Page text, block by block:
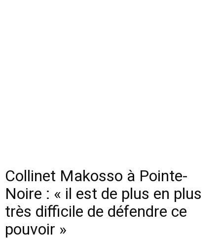
Collinet Makosso à Pointe-
Noire : « il est de plus en plus
très difficile de défendre ce
pouvoir »